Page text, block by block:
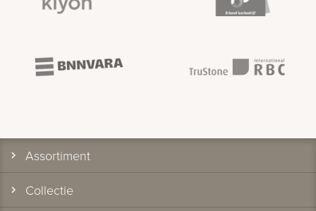
Assortiment
Collectie